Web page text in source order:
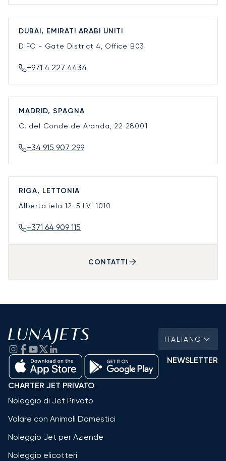
DUBAI, EMIRATI ARABI UNITI
DIFC - Gate District 4, Office B03
+971 4 227 4434
MADRID, SPAGNA
C. del Conde de Aranda, 22 28001
+34 915 907 299
RIGA, LETTONIA
Alberta iela 12-5 LV-1010
+371 64 909 115
CONTATTI
ITALIANO
NEWSLETTER
CHARTER JET PRIVATO
Noleggio di Jet Privato
Volare con Animali Domestici
Noleggio Jet per Aziende
Noleggio elicotteri